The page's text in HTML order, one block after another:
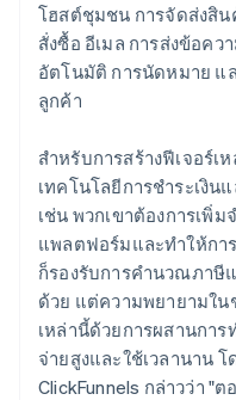
โฮสต์ชุมชน การจัดส่งสิ
สั่งซื้อ อีเมล การส่งข้อคว
อัตโนมัติ การนัดหมาย แ
ลูกค้า
สำหรับการสร้างฟีเจอร์เ
เทคโนโลยีการชำระเงิน
เช่น พวกเขาต้องการเพิ่
แพลตฟอร์มและทำให้กา
ก็รองรับการคำนวณภาษี
ด้วย แต่ความพยายามใน
เหล่านี้ด้วยการผสานกา
จ่ายสูงและใช้เวลานาน
ClickFunnels กล่าวว่า "